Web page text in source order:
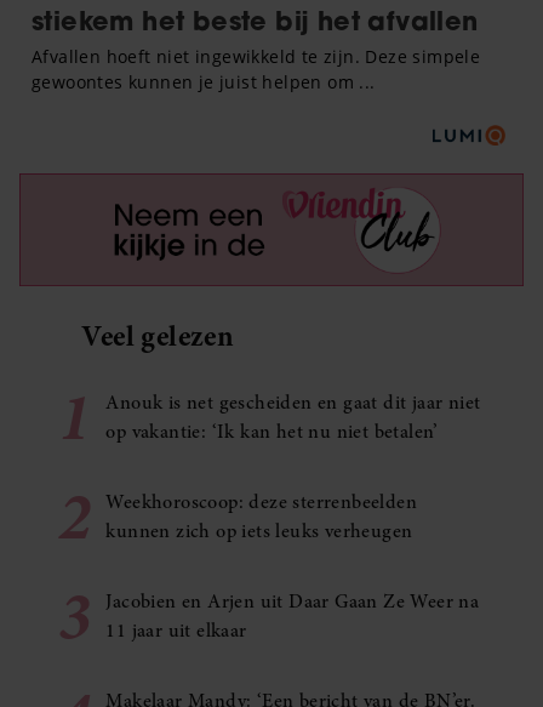
Veel gelezen
1
Anouk is net gescheiden en gaat dit jaar niet
op vakantie: ‘Ik kan het nu niet betalen’
2
Weekhoroscoop: deze sterrenbeelden
kunnen zich op iets leuks verheugen
3
Jacobien en Arjen uit Daar Gaan Ze Weer na
11 jaar uit elkaar
Makelaar Mandy: ‘Een bericht van de BN’er.